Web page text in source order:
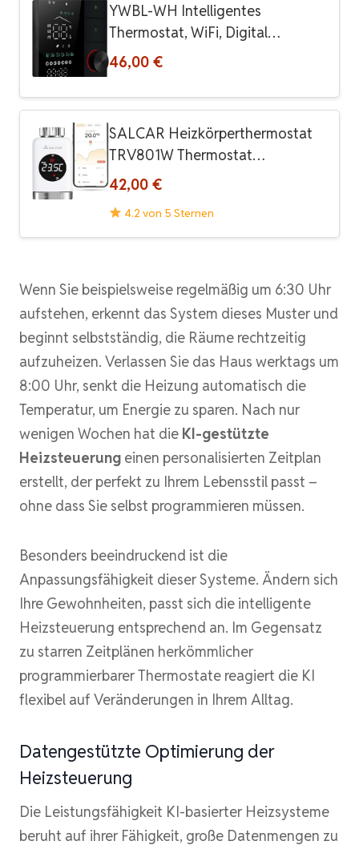
YWBL-WH Intelligentes
Thermostat, WiFi, Digital…
46,00 €
SALCAR Heizkörperthermostat
TRV801W Thermostat…
42,00 €
4.2 von 5 Sternen
Wenn Sie beispielsweise regelmäßig um 6:30 Uhr
aufstehen, erkennt das System dieses Muster und
beginnt selbstständig, die Räume rechtzeitig
aufzuheizen. Verlassen Sie das Haus werktags um
8:00 Uhr, senkt die Heizung automatisch die
Temperatur, um Energie zu sparen. Nach nur
wenigen Wochen hat die KI-gestützte
Heizsteuerung einen personalisierten Zeitplan
erstellt, der perfekt zu Ihrem Lebensstil passt –
ohne dass Sie selbst programmieren müssen.
Besonders beeindruckend ist die
Anpassungsfähigkeit dieser Systeme. Ändern sich
Ihre Gewohnheiten, passt sich die intelligente
Heizsteuerung entsprechend an. Im Gegensatz
zu starren Zeitplänen herkömmlicher
programmierbarer Thermostate reagiert die KI
flexibel auf Veränderungen in Ihrem Alltag.
Datengestützte Optimierung der
Heizsteuerung
Die Leistungsfähigkeit KI-basierter Heizsysteme
beruht auf ihrer Fähigkeit, große Datenmengen zu